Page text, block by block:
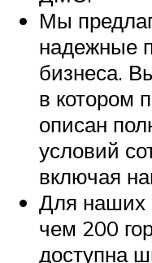
Мы
надежные
бизнеса.
в котором
описан
условий
включая
Для наших
чем 200
доступна